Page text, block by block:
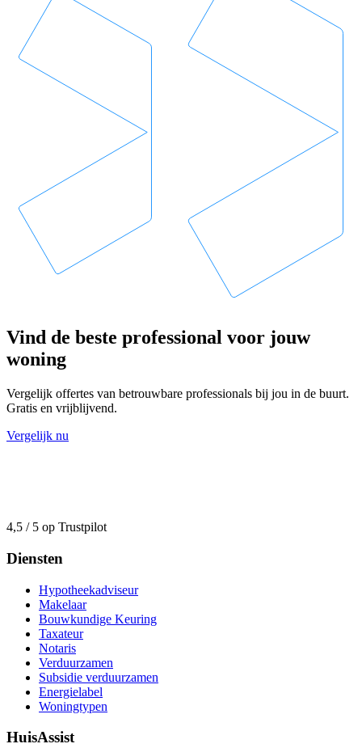
Vind de beste professional voor jouw
woning
Vergelijk offertes van betrouwbare professionals bij jou in de buurt.
Gratis en vrijblijvend.
Vergelijk nu
4,5 / 5 op Trustpilot
Diensten
Hypotheekadviseur
Makelaar
Bouwkundige Keuring
Taxateur
Notaris
Verduurzamen
Subsidie verduurzamen
Energielabel
Woningtypen
HuisAssist